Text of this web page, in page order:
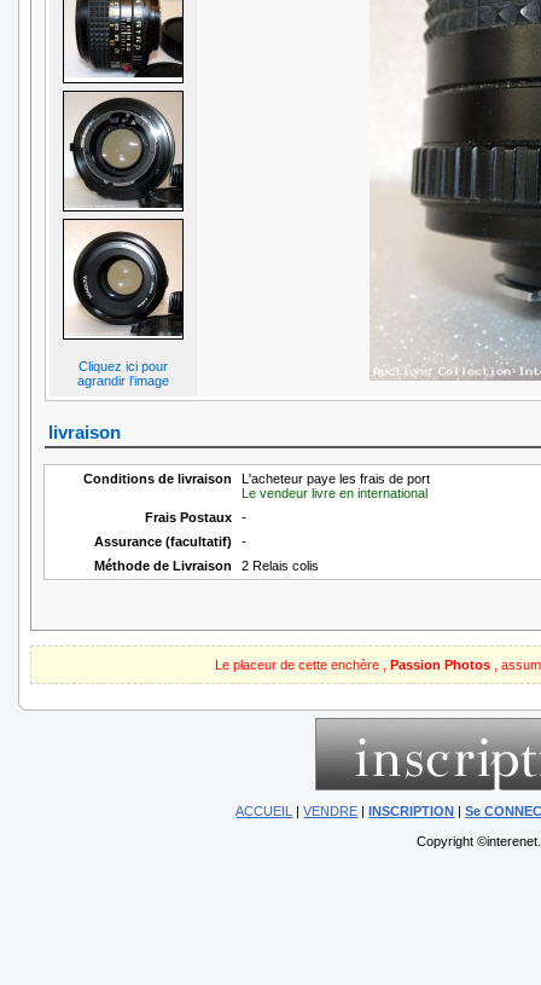
Cliquez ici pour
agrandir l'image
livraison
Conditions de livraison
L'acheteur paye les frais de port
Le vendeur livre en international
Frais Postaux
-
Assurance (facultatif)
-
Méthode de Livraison
2 Relais colis
Le placeur de cette enchère ,Passion Photos ,
ACCUEIL |VENDRE |INSCRIPTION |Se
Copyright